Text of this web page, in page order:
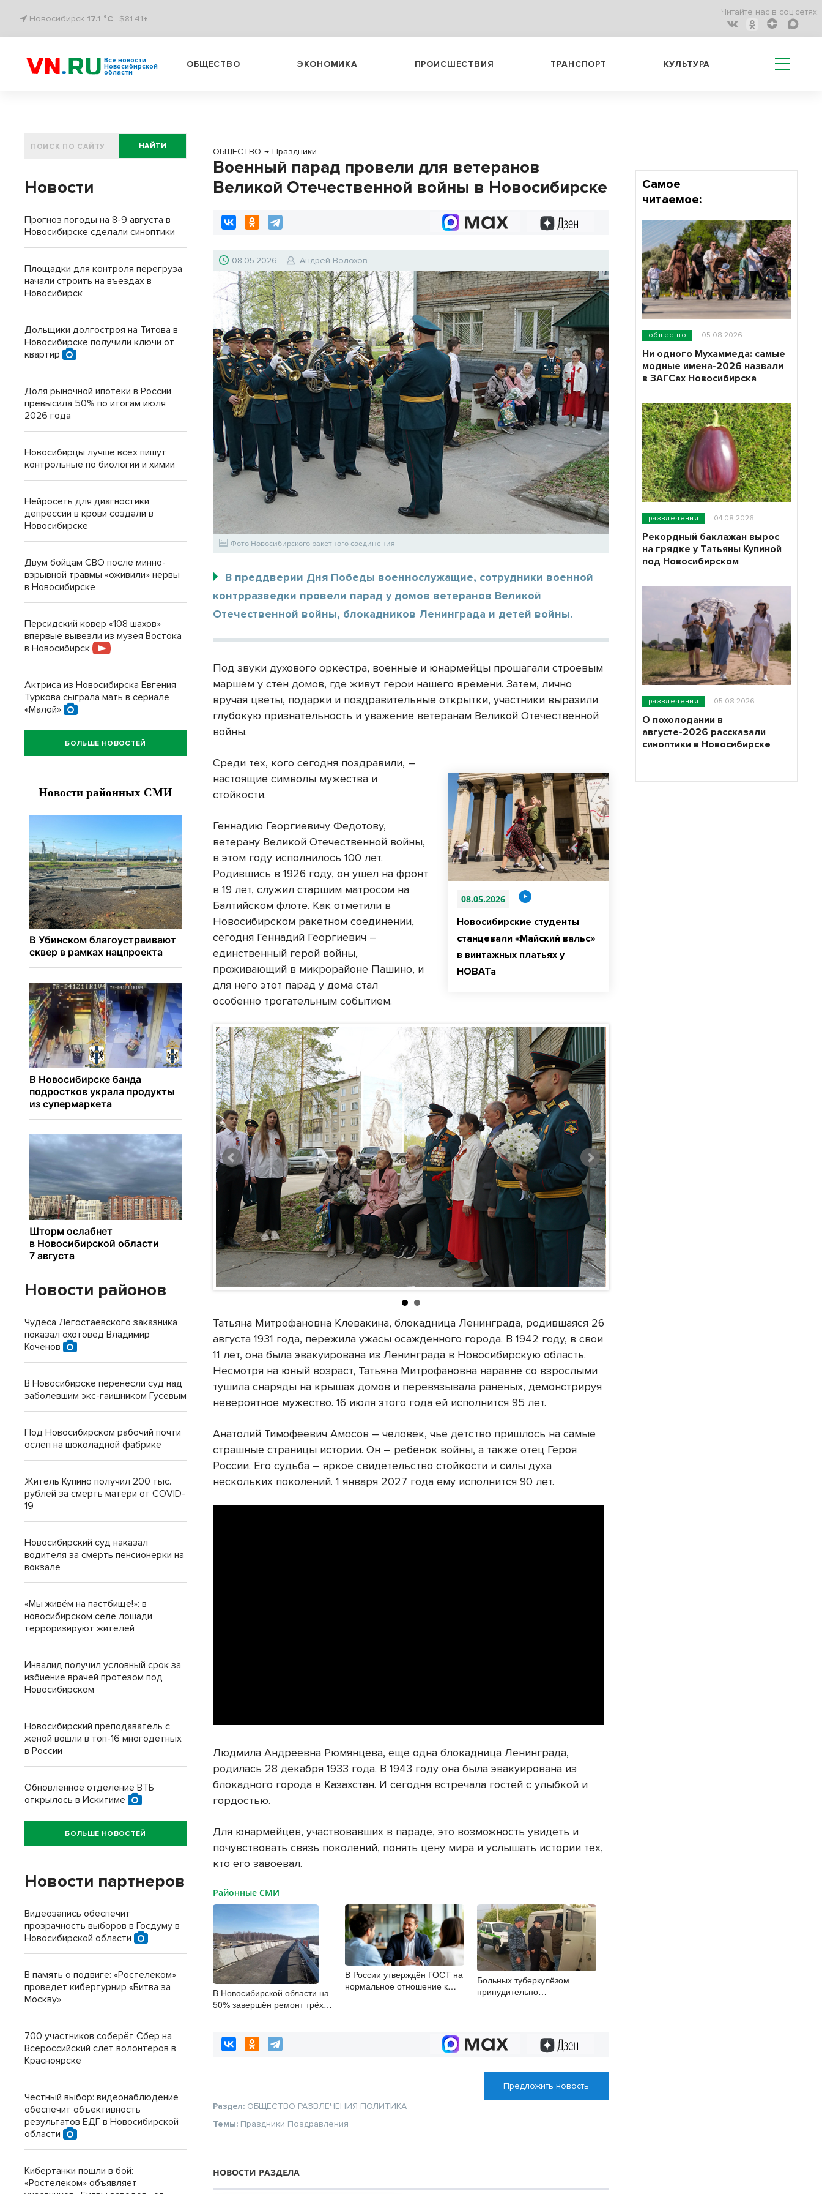
Новосибирск 17.1 °C $81.41↑
Читайте нас в соц.сетях:
Все новости
Новосибирской
области
ОБЩЕСТВО ЭКОНОМИКА ПРОИСШЕСТВИЯ ТРАНСПОРТ КУЛЬТУРА
ОБЩЕСТВО → Праздники
Военный парад провели для ветеранов
Великой Отечественной войны в Новосибирске
08.05.2026 Андрей Волохов
Фото Новосибирского ракетного соединения
В преддверии Дня Победы военнослужащие, сотрудники военной
контрразведки провели парад у домов ветеранов Великой
Отечественной войны, блокадников Ленинграда и детей войны.
Под звуки духового оркестра, военные и юнармейцы прошагали строевым
маршем у стен домов, где живут герои нашего времени. Затем, лично
вручая цветы, подарки и поздравительные открытки, участники выразили
глубокую признательность и уважение ветеранам Великой Отечественной
войны.
08.05.2026
Новосибирские студенты
станцевали «Майский вальс»
в винтажных платьях у
НОВАТа
Среди тех, кого сегодня поздравили, –
настоящие символы мужества и
стойкости.
Геннадию Георгиевичу Федотову,
ветерану Великой Отечественной войны,
в этом году исполнилось 100 лет.
Родившись в 1926 году, он ушел на фронт
в 19 лет, служил старшим матросом на
Балтийском флоте. Как отметили в
Новосибирском ракетном соединении,
сегодня Геннадий Георгиевич –
единственный герой войны,
проживающий в микрорайоне Пашино, и
для него этот парад у дома стал
особенно трогательным событием.
Татьяна Митрофановна Клевакина, блокадница Ленинграда, родившаяся 26
августа 1931 года, пережила ужасы осажденного города. В 1942 году, в свои
11 лет, она была эвакуирована из Ленинграда в Новосибирскую область.
Несмотря на юный возраст, Татьяна Митрофановна наравне со взрослыми
тушила снаряды на крышах домов и перевязывала раненых, демонстрируя
невероятное мужество. 16 июля этого года ей исполнится 95 лет.
Анатолий Тимофеевич Амосов – человек, чье детство пришлось на самые
страшные страницы истории. Он – ребенок войны, а также отец Героя
России. Его судьба – яркое свидетельство стойкости и силы духа
нескольких поколений. 1 января 2027 года ему исполнится 90 лет.
Людмила Андреевна Рюмянцева, еще одна блокадница Ленинграда,
родилась 28 декабря 1933 года. В 1943 году она была эвакуирована из
блокадного города в Казахстан. И сегодня встречала гостей с улыбкой и
гордостью.
Для юнармейцев, участвовавших в параде, это возможность увидеть и
почувствовать связь поколений, понять цену мира и услышать истории тех,
кто его завоевал.
Районные СМИ
В Новосибирской области на
50% завершён ремонт трёх
В России утверждён ГОСТ на
нормальное отношение к
Больных туберкулёзом
принудительно
Предложить новость
Раздел: ОБЩЕСТВО РАЗВЛЕЧЕНИЯ ПОЛИТИКА
Темы: Праздники Поздравления
НОВОСТИ РАЗДЕЛА
НАЙТИ
Новости
Прогноз погоды на 8-9 августа в
Новосибирске сделали синоптики
Площадки для контроля перегруза
начали строить на въездах в
Новосибирск
Дольщики долгостроя на Титова в
Новосибирске получили ключи от
квартир
Доля рыночной ипотеки в России
превысила 50% по итогам июля
2026 года
Новосибирцы лучше всех пишут
контрольные по биологии и химии
Нейросеть для диагностики
депрессии в крови создали в
Новосибирске
Двум бойцам СВО после минно-
взрывной травмы «оживили» нервы
в Новосибирске
Персидский ковер «108 шахов»
впервые вывезли из музея Востока
в Новосибирск
Актриса из Новосибирска Евгения
Туркова сыграла мать в сериале
«Малой»
БОЛЬШЕ НОВОСТЕЙ
Новости районов
Чудеса Легостаевского заказника
показал охотовед Владимир
Коченов
В Новосибирске перенесли суд над
заболевшим экс-гаишником Гусевым
Под Новосибирском рабочий почти
ослеп на шоколадной фабрике
Житель Купино получил 200 тыс.
рублей за смерть матери от COVID-
19
Новосибирский суд наказал
водителя за смерть пенсионерки на
вокзале
«Мы живём на пастбище!»: в
новосибирском селе лошади
терроризируют жителей
Инвалид получил условный срок за
избиение врачей протезом под
Новосибирском
Новосибирский преподаватель с
женой вошли в топ-16 многодетных
в России
Обновлённое отделение ВТБ
открылось в Искитиме
БОЛЬШЕ НОВОСТЕЙ
Новости партнеров
Видеозапись обеспечит
прозрачность выборов в Госдуму в
Новосибирской области
В память о подвиге: «Ростелеком»
проведет кибертурнир «Битва за
Москву»
700 участников соберёт Сбер на
Всероссийский слёт волонтёров в
Красноярске
Честный выбор: видеонаблюдение
обеспечит объективность
результатов ЕДГ в Новосибирской
области
Кибертанки пошли в бой:
«Ростелеком» объявляет
Самое
читаемое:
общество 05.08.2026
Ни одного Мухаммеда: самые
модные имена-2026 назвали
в ЗАГСах Новосибирска
развлечения 04.08.2026
Рекордный баклажан вырос
на грядке у Татьяны Купиной
под Новосибирском
развлечения 05.08.2026
О похолодании в
августе-2026 рассказали
синоптики в Новосибирске